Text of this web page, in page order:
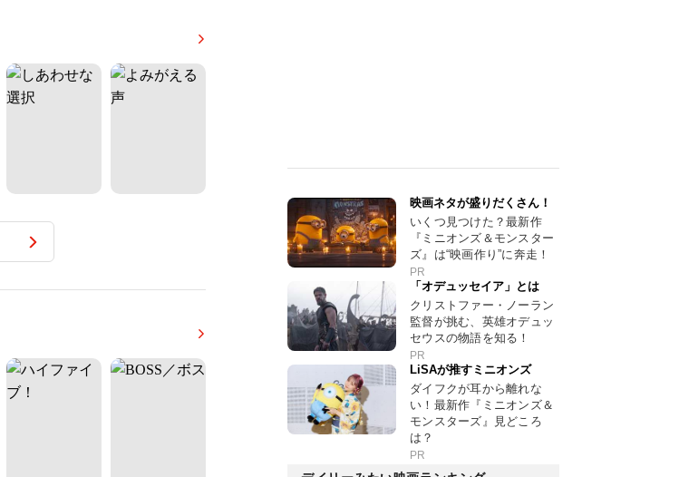
映画ネタが盛りだくさん！
いくつ見つけた？最新作
『ミニオンズ＆モンスター
ズ』は“映画作り”に奔走！
PR
「オデュッセイア」とは
クリストファー・ノーラン
監督が挑む、英雄オデュッ
セウスの物語を知る！
PR
LiSAが推すミニオンズ
ダイフクが耳から離れな
い！最新作『ミニオンズ＆
モンスターズ』見どころ
は？
PR